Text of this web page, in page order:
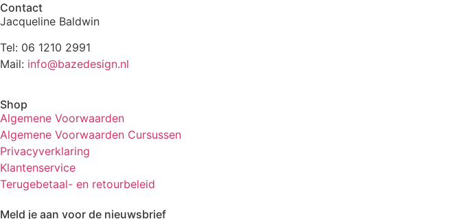
Contact
Jacqueline Baldwin
Tel: 06 1210 2991
Mail: info@bazedesign.nl
Shop
Algemene Voorwaarden
Algemene Voorwaarden Cursussen
Privacyverklaring
Klantenservice
Terugebetaal- en retourbeleid
Meld je aan voor de nieuwsbrief